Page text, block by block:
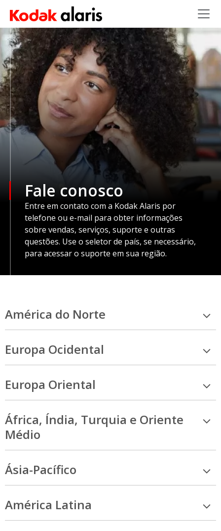
Skip to main content
Fale conosco
Entre em contato com a Kodak Alaris por
telefone ou e-mail para obter informações
sobre vendas, serviços, suporte e outras
questões. Use o seletor de país, se necessário,
para acessar o suporte em sua região.
América do Norte
Europa Ocidental
Europa Oriental
África, Índia, Turquia e Oriente
Médio
Ásia-Pacífico
América Latina